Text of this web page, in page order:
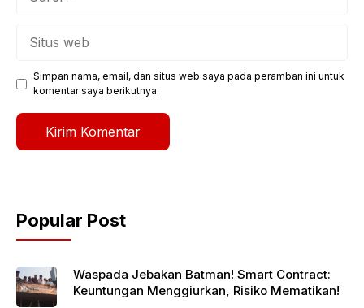
Simpan nama, email, dan situs web saya pada peramban ini untuk
komentar saya berikutnya.
Popular Post
Waspada Jebakan Batman! Smart Contract:
Keuntungan Menggiurkan, Risiko Mematikan!